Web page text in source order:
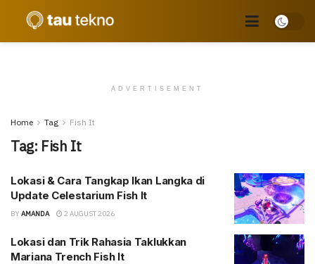
ADVERTISEMENT
Home Tag Fish It
Tag: Fish It
Lokasi & Cara Tangkap Ikan Langka di
Update Celestarium Fish It
BY AMANDA 2 AUGUST 2026
Lokasi dan Trik Rahasia Taklukkan
Mariana Trench Fish It